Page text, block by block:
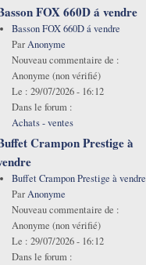
FOX 660D á vendre
Basson FOX 660D á vendre
ParAnonyme
Nouveau commentaire de :
Anonyme (non vérifié)
Le : 29/07/2026 - 16:12
Dans le forum :
Achats - ventes
Crampon Prestige à
Buffet Crampon Prestige à vendre
ParAnonyme
Nouveau commentaire de :
Anonyme (non vérifié)
Le : 29/07/2026 - 16:12
Dans le forum :